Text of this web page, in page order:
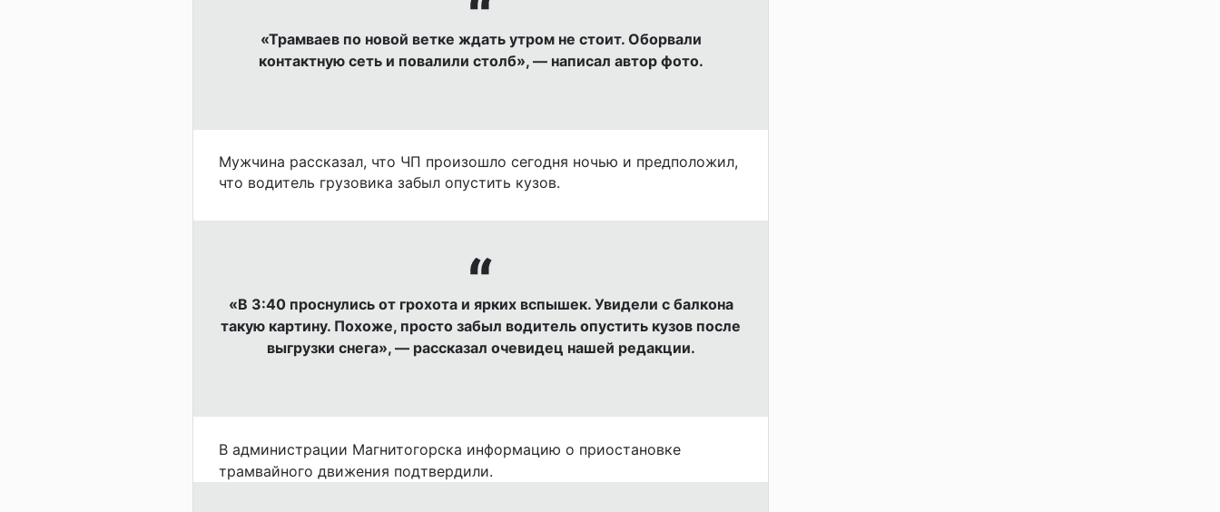
«Трамваев по новой ветке ждать утром не стоит. Оборвали
контактную сеть и повалили столб», — написал автор фото.
Мужчина рассказал, что ЧП произошло сегодня ночью и предположил,
что водитель грузовика забыл опустить кузов.
«В 3:40 проснулись от грохота и ярких вспышек. Увидели с балкона
такую картину. Похоже, просто забыл водитель опустить кузов после
выгрузки снега», — рассказал очевидец нашей редакции.
В администрации Магнитогорска информацию о приостановке
трамвайного движения подтвердили.